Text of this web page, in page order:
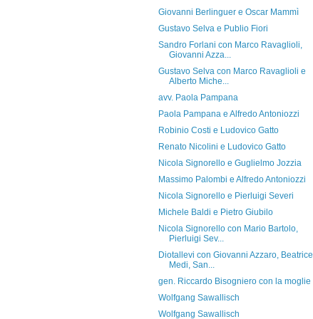
Giovanni Berlinguer e Oscar Mammì
Gustavo Selva e Publio Fiori
Sandro Forlani con Marco Ravaglioli,
Giovanni Azza...
Gustavo Selva con Marco Ravaglioli e
Alberto Miche...
avv. Paola Pampana
Paola Pampana e Alfredo Antoniozzi
Robinio Costi e Ludovico Gatto
Renato Nicolini e Ludovico Gatto
Nicola Signorello e Guglielmo Jozzia
Massimo Palombi e Alfredo Antoniozzi
Nicola Signorello e Pierluigi Severi
Michele Baldi e Pietro Giubilo
Nicola Signorello con Mario Bartolo,
Pierluigi Sev...
Diotallevi con Giovanni Azzaro, Beatrice
Medi, San...
gen. Riccardo Bisogniero con la moglie
Wolfgang Sawallisch
Wolfgang Sawallisch